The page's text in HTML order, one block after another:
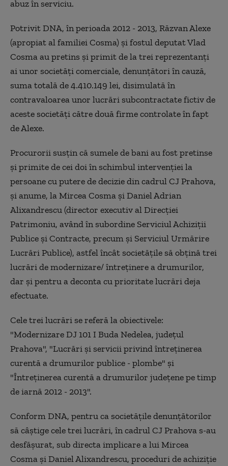
abuz în serviciu.
Potrivit DNA, în perioada 2012 - 2013, Răzvan Alexe
(apropiat al familiei Cosma) şi fostul deputat Vlad
Cosma au pretins şi primit de la trei reprezentanţi
ai unor societăţi comerciale, denunţători în cauză,
suma totală de 4.410.149 lei, disimulată în
contravaloarea unor lucrări subcontractate fictiv de
aceste societăţi către două firme controlate în fapt
de Alexe.
Procurorii susţin că sumele de bani au fost pretinse
şi primite de cei doi în schimbul intervenţiei la
persoane cu putere de decizie din cadrul CJ Prahova,
şi anume, la Mircea Cosma şi Daniel Adrian
Alixandrescu (director executiv al Direcţiei
Patrimoniu, având în subordine Serviciul Achiziţii
Publice şi Contracte, precum şi Serviciul Urmărire
Lucrări Publice), astfel încât societăţile să obţină trei
lucrări de modernizare/ întreţinere a drumurilor,
dar şi pentru a deconta cu prioritate lucrări deja
efectuate.
Cele trei lucrări se referă la obiectivele:
"Modernizare DJ 101 I Buda Nedelea, judeţul
Prahova", "Lucrări şi servicii privind întreţinerea
curentă a drumurilor publice - plombe" şi
"Întreţinerea curentă a drumurilor judeţene pe timp
de iarnă 2012 - 2013".
Conform DNA, pentru ca societăţile denunţătorilor
să câştige cele trei lucrări, în cadrul CJ Prahova s-au
desfăşurat, sub directa implicare a lui Mircea
Cosma şi Daniel Alixandrescu, proceduri de achiziţie